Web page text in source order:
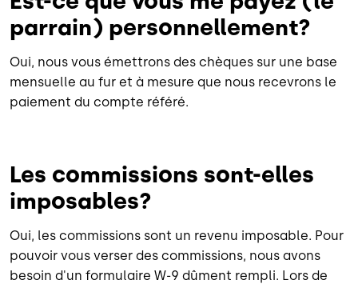
parrain) personnellement?
Oui, nous vous émettrons des chèques sur une base
mensuelle au fur et à mesure que nous recevrons le
paiement du compte référé.
Les commissions sont-elles
imposables?
Oui, les commissions sont un revenu imposable. Pour
pouvoir vous verser des commissions, nous avons
besoin d'un formulaire W-9 dûment rempli. Lors de